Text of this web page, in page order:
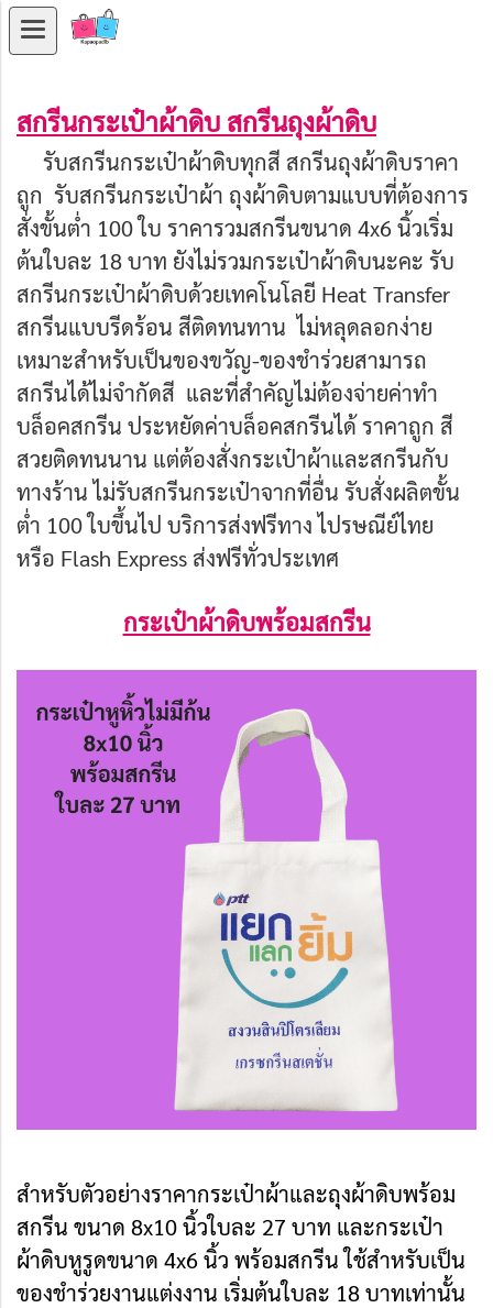
สกรีนกระเป๋าผ้าดิบ สกรีนถุงผ้าดิบ
รับสกรีนกระเป๋าผ้าดิบทุกสี สกรีนถุงผ้าดิบราคา
ถูก รับสกรีนกระเป๋าผ้า ถุงผ้าดิบตามแบบที่ต้องการ
สั่งขั้นต่ำ 100 ใบ ราคารวมสกรีนขนาด 4x6 นิ้วเริ่ม
ต้นใบละ 18 บาท ยังไม่รวมกระเป๋าผ้าดิบนะคะ รับ
สกรีนกระเป๋าผ้าดิบด้วยเทคโนโลยี Heat Transfer
สกรีนแบบรีดร้อน สีติดทนทาน ไม่หลุดลอกง่าย
เหมาะสำหรับเป็นของขวัญ-ของชำร่วยสามารถ
สกรีนได้ไม่จำกัดสี และที่สำคัญไม่ต้องจ่ายค่าทำ
บล็อคสกรีน ประหยัดค่าบล็อคสกรีนได้ ราคาถูก สี
สวยติดทนนาน แต่ต้องสั่งกระเป๋าผ้าและสกรีนกับ
ทางร้าน ไม่รับสกรีนกระเป๋าจากที่อื่น รับสั่งผลิตขั้น
ต่ำ 100 ใบขึ้นไป บริการส่งฟรีทาง ไปรษณีย์ไทย
หรือ Flash Express ส่งฟรีทั่วประเทศ
กระเป๋าผ้าดิบพร้อมสกรีน
สำหรับตัวอย่างราคากระเป๋าผ้าและถุงผ้าดิบพร้อม
สกรีน ขนาด 8x10 นิ้วใบละ 27 บาท และกระเป๋า
ผ้าดิบหูรูดขนาด 4x6 นิ้ว พร้อมสกรีน ใช้สำหรับเป็น
ของชำร่วยงานแต่งงาน เริ่มต้นใบละ 18 บาทเท่านั้น